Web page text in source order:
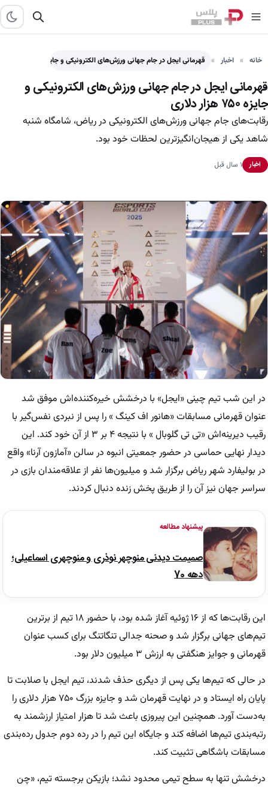
خانه اخبار قهرمانی ایجل در جام جهانی ورزش‌های الکترونیکی و جایزه ۷۵۰…
قهرمانی ایجل در جام جهانی ورزش‌های الکترونیکی و
جایزه ۷۵۰ هزار دلاری
رقابت‌های جام جهانی ورزش‌های الکترونیکی در ریاض، شامگاه شنبه
شاهد یکی از هیجان‌انگیزترین لحظات خود بود.
اخبار ۱ سال قبل
در این شب تیم چینی «ایجل» با درخشش خیره‌کننده‌اش موفق شد
عنوان قهرمانی مسابقات «هانور اف کینگ » را پس از نبردی نفس‌گیر با
رقیب دیرینه‌اش «تی تی گلوبال » با نتیجه ۴ بر ۳ از آن خود کند. این
دیدار نهایی حماسی در حضور جمعیتی انبوه در سالن «آمازون آرنا» واقع
در بولیفارد شهر ریاض برگزار شد و میلیون‌ها نفر از علاقه‌مندان بازی در
سراسر جهان نیز آن را از طریق پخش زنده دنبال کردند.
پیشنهاد مطالعه
صمیمت دیدنی منوچهر نوذری و منوچهری اسماعیلی؛
دهه 70
این رقابت‌ها که از ۱۶ ژوئیه آغاز شده بود، با حضور ۱۸ تیم از برترین
تیم‌های جهانی برگزار شد و صحنه جدالی تنگاتنگ برای کسب عنوان
قهرمانی و جوایز هنگفتی به ارزش ۳ میلیون دلار بود.
در حالی که تیم‌ها یکی پس از دیگری حذف شدند، تیم ایجل با صلابت تا
پایان راه ایستاد و در نهایت قهرمان شد و جایزه بزرگ ۷۵۰ هزار دلاری را
به‌دست آورد. همچنین این پیروزی باعث شد تا هزار امتیاز ارزشمند به
رتبه‌بندی تیم‌ها اضافه کند و جایگاه این تیم را در رده دوم جدول رده‌بندی
مسابقات باشگاهی تثبیت کند.
درخشش تنها به سطح تیمی محدود نشد؛ بازیکن برجسته تیم، «چن